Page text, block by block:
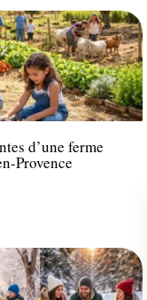
d’une ferme
Provence